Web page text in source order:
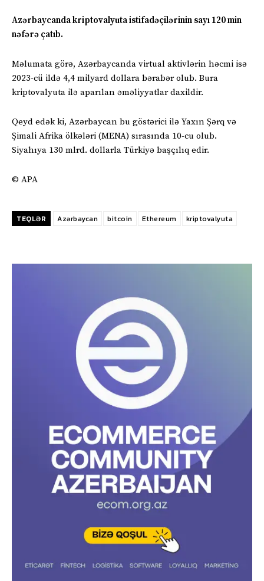
Azərbaycanda kriptovalyuta istifadəçilərinin sayı 120 min
nəfərə çatıb.
Məlumata görə, Azərbaycanda virtual aktivlərin həcmi isə
2023-cü ildə 4,4 milyard dollara bərabər olub. Bura
kriptovalyuta ilə aparılan əməliyyatlar daxildir.
Qeyd edək ki, Azərbaycan bu göstərici ilə Yaxın Şərq və
Şimali Afrika ölkələri (MENA) sırasında 10-cu olub.
Siyahıya 130 mlrd. dollarla Türkiyə başçılıq edir.
© APA
TEQLƏR Azərbaycan bitcoin Ethereum kriptovalyuta